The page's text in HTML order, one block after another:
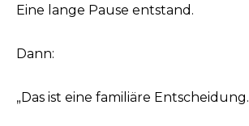
Eine lange Pause entstand.
Dann:
„Das ist eine familiäre Entscheidung.